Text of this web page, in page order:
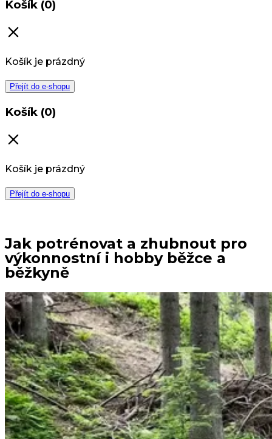
Košík (0)
Košík je prázdný
Přejít do e-shopu
Košík (0)
Košík je prázdný
Přejít do e-shopu
Jak potrénovat a zhubnout pro
výkonnostní i hobby běžce a
běžkyně